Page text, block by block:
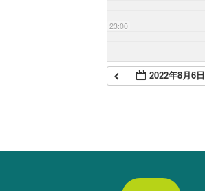
23:00
2022年8月6日